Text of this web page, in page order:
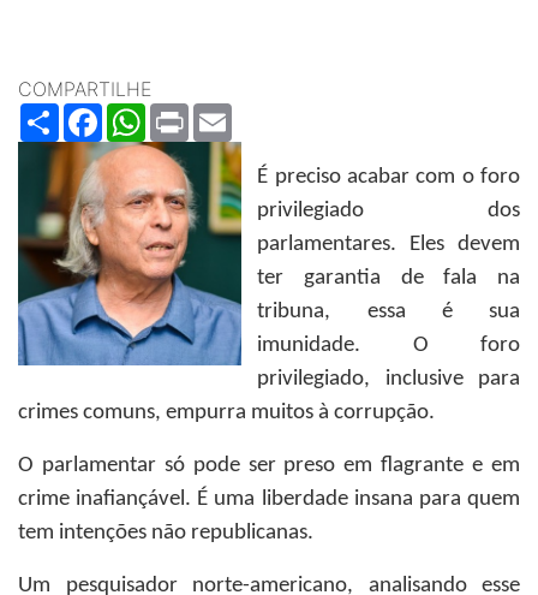
COMPARTILHE
ShareFacebookWhatsApp
Print
É preciso acabar com o foro
privilegiado dos
parlamentares. Eles devem
ter garantia de fala na
tribuna, essa é sua
imunidade. O foro
privilegiado, inclusive para
crimes comuns, empurra muitos à corrupção.
O parlamentar só pode ser preso em flagrante e em
crime inafiançável. É uma liberdade insana para quem
tem intenções não republicanas.
Um pesquisador norte-americano, analisando esse